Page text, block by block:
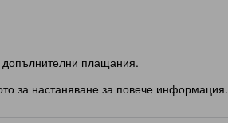
допълнителни плащания.
за настаняване за повече информация.